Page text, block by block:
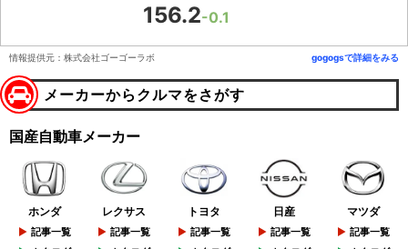
156.2-0.1
情報提供元：株式会社ゴーゴーラボ gogogsで詳細をみる
メーカーからクルマをさがす
国産自動車メーカー
ホンダ
記事一覧
レクサス
記事一覧
トヨタ
記事一覧
日産
記事一覧
マツダ
記事一覧